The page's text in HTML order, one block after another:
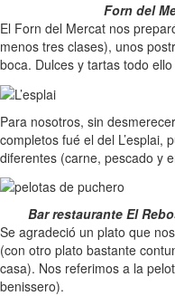
Forn del
El Forn del Mercat nos
menos tres clases), unos
boca. Dulces y tartas todo
Para nosotros, sin
completos fué el del L’esplai,
diferentes (carne, pescado y
Bar restaurante El
Se agradeció un plato que
(con otro plato bastante
casa). Nos referimos a la
benissero).